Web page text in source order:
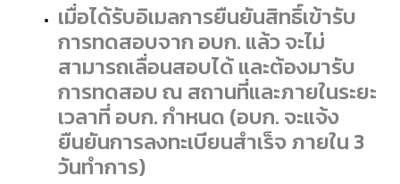
เมื่อได้รับอิเมลการยืนยันสิทธิ์เข้ารับ
การทดสอบจาก อบก. แล้ว จะไม่
สามารถเลื่อนสอบได้ และต้องมารับ
การทดสอบ ณ สถานที่และภายในระยะ
เวลาที่ อบก. กำหนด (อบก. จะแจ้ง
ยืนยันการลงทะเบียนสำเร็จ ภายใน 3
วันทำการ)